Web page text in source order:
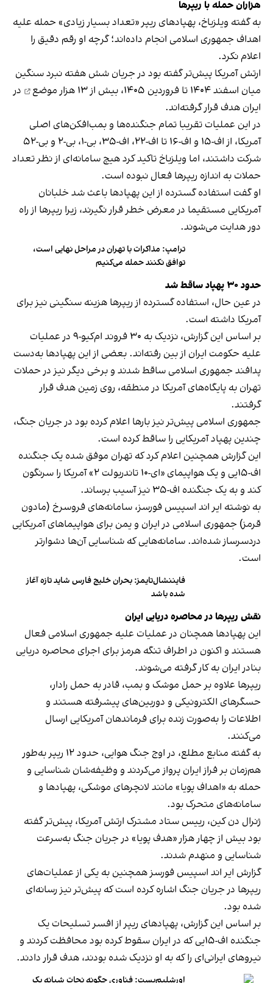
هزاران حمله با ریپرها
به گفته ویلزباخ، پهپادهای ریپر «تعداد بسیار زیادی» حمله علیه
اهداف جمهوری اسلامی انجام داده‌اند؛ گرچه او رقم دقیق را
اعلام نکرد.
ارتش آمریکا پیش‌تر گفته بود در جریان شش هفته نبرد سنگین
میان اسفند ۱۴۰۴ تا فروردین ۱۴۰۵، بیش از
۱۳ هزار موضع
در
ایران هدف قرار گرفته‌اند.
در این عملیات تقریبا تمام جنگنده‌ها و بمب‌افکن‌های اصلی
آمریکا، از اف-۱۵ و اف-۱۶ تا اف-۲۲، اف-۳۵، بی-۱، بی-۲ و بی-۵۲
شرکت داشتند، اما ویلزباخ تاکید کرد هیچ سامانه‌ای از نظر تعداد
حملات به اندازه ریپرها فعال نبوده است.
او گفت استفاده گسترده از این پهپادها باعث شد خلبانان
آمریکایی مستقیما در معرض خطر قرار نگیرند، زیرا ریپرها از راه
دور هدایت می‌شوند.
ترامپ: مذاکرات با تهران در مراحل نهایی است،
توافق نکنند حمله می‌کنیم
حدود ۳۰ پهپاد ساقط شد
در عین حال، استفاده گسترده از ریپرها هزینه سنگینی نیز برای
آمریکا داشته است.
بر اساس این گزارش، نزدیک به ۳۰ فروند ام‌کیو-۹ در عملیات
علیه حکومت ایران از بین رفته‌اند. بعضی از این پهپادها به‌دست
پدافند جمهوری اسلامی ساقط شدند و برخی دیگر نیز در حملات
تهران به پایگاه‌های آمریکا در منطقه، روی زمین هدف قرار
گرفتند.
جمهوری اسلامی پیش‌تر نیز بارها اعلام کرده بود در جریان جنگ،
چندین پهپاد آمریکایی را ساقط کرده است.
این گزارش همچنین اعلام کرد که تهران موفق شده یک جنگنده
اف-۱۵یی و یک هواپیمای «ای-۱۰ تاندربولت ۲» آمریکا را سرنگون
کند و به یک جنگنده اف-۳۵ نیز آسیب برساند.
به نوشته ایر اند اسپیس فورسز، سامانه‌های فروسرخ (مادون
قرمز) جمهوری اسلامی در ایران و یمن برای هواپیماهای آمریکایی
دردسرساز شده‌اند. سامانه‌هایی که شناسایی آن‌ها دشوارتر
است.
فایننشال‌تایمز: بحران خلیج فارس شاید تازه آغاز
شده باشد
نقش ریپرها در محاصره دریایی ایران
این پهپادها همچنان در عملیات علیه جمهوری اسلامی فعال
هستند و اکنون در اطراف تنگه هرمز برای اجرای محاصره دریایی
بنادر ایران به کار گرفته می‌شوند.
ریپرها علاوه بر حمل موشک و بمب، قادر به حمل رادار،
حسگرهای الکترونیکی و دوربین‌های پیشرفته هستند و
اطلاعات را به‌صورت زنده برای فرماندهان آمریکایی ارسال
می‌کنند.
به گفته منابع مطلع، در اوج جنگ هوایی، حدود ۱۲ ریپر به‌طور
هم‌زمان بر فراز ایران پرواز می‌کردند و وظیفه‌شان شناسایی و
حمله به «اهداف پویا» مانند لانچرهای موشکی، پهپادها و
سامانه‌های متحرک بود.
ژنرال دن کین، رییس ستاد مشترک ارتش آمریکا، پیش‌تر گفته
بود بیش از چهار هزار «هدف پویا» در جریان جنگ به‌سرعت
شناسایی و منهدم شدند.
گزارش ایر اند اسپیس فورسز همچنین به یکی از عملیات‌های
ریپرها در جریان جنگ اشاره کرده است که پیش‌تر نیز رسانه‌ای
شده بود.
بر اساس این گزارش، پهپادهای ریپر از افسر تسلیحات یک
جنگنده اف-۱۵یی که در ایران سقوط کرده بود محافظت کردند و
نیروهای ایرانی‌ای را که به او نزدیک شده بودند، هدف قرار دادند.
اورشلیم‌پست: فناوری چگونه نجات شبانه یک